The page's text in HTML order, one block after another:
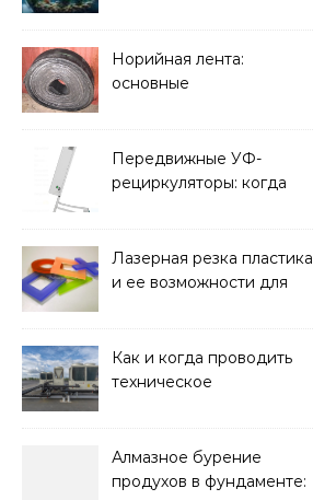
Норийная лента:
основные
и советы по выбору
Передвижные УФ-
рециркуляторы: когда
Лазерная резка пластика
и ее возможности для
Как и когда проводить
техническое
Алмазное бурение
продухов в фундаменте: